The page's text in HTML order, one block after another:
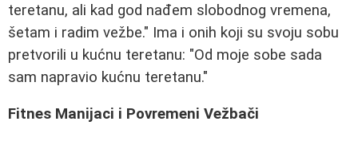
teretanu, ali kad god nađem slobodnog vremena,
šetam i radim vežbe." Ima i onih koji su svoju sobu
pretvorili u kućnu teretanu: "Od moje sobe sada
sam napravio kućnu teretanu."
Fitnes Manijaci i Povremeni Vežbači